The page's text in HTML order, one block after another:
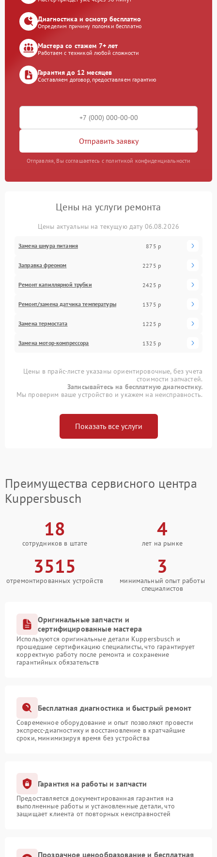
Диагностика и осмотр бесплатно
Определим причину поломки бесплатно
Мастера со стажем 7+ лет
Работаем с техникой любой сложности
Гарантия до 12 месяцев
Составляем договор, предоставляем гарантию
Отправить заявку
Отправляя, Вы соглашаетесь с политикой конфиденциальности
Цены на услуги ремонта
Цены актуальны на текущую дату 06.08.2026
Замена шнура питания 875 р
Заправка фреоном 2275 р
Ремонт капиллярной трубки 2425 р
Ремонт/замена датчика температуры 1375 р
Замена термостата 1225 р
Замена мотор-компрессора 1325 р
Цены в прайс-листе указаны ориентировочные, без учета
стоимости запчастей.
Записывайтесь на бесплатную диагностику.
Мы проверим ваше устройство и укажем на неисправность.
Показать все услуги
Преимущества сервисного центра
Kuppersbusch
18
сотрудников в штате
4
лет на рынке
3515
отремонтированных устройств
3
минимальный опыт работы
специалистов
Оригинальные запчасти и
сертифицированные мастера
Используются оригинальные детали Kuppersbusch и
прошедшие сертификацию специалисты, что гарантирует
корректную работу после ремонта и сохранение
гарантийных обязательств
Бесплатная диагностика и быстрый ремонт
Современное оборудование и опыт позволяют провести
экспресс-диагностику и восстановление в кратчайшие
сроки, минимизируя время без устройства
Гарантия на работы и запчасти
Предоставляется документированная гарантия на
выполненные работы и установленные детали, что
защищает клиента от повторных неисправностей
Прозрачное ценообразование и бесплатная